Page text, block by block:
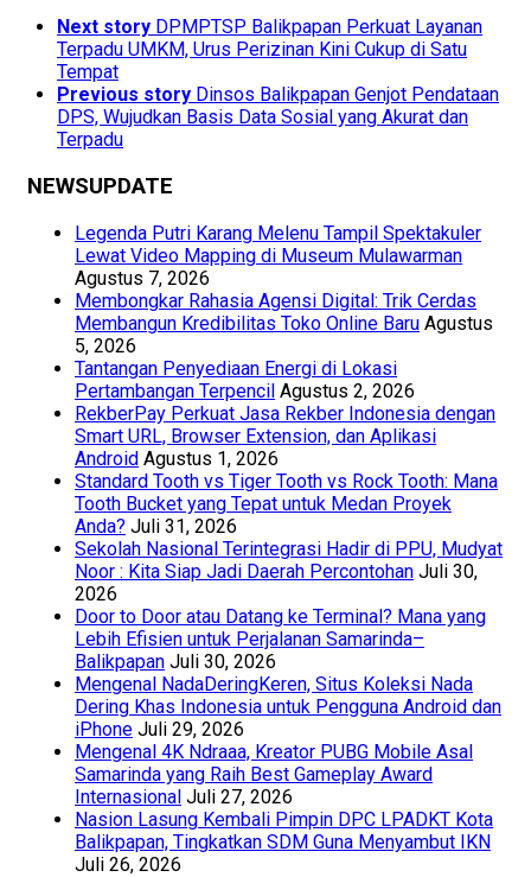
Next story DPMPTSP Balikpapan Perkuat Layanan
Terpadu UMKM, Urus Perizinan Kini Cukup di Satu
Tempat
Previous story Dinsos Balikpapan Genjot Pendataan
DPS, Wujudkan Basis Data Sosial yang Akurat dan
Terpadu
NEWSUPDATE
Legenda Putri Karang Melenu Tampil Spektakuler
Lewat Video Mapping di Museum Mulawarman
Agustus 7, 2026
Membongkar Rahasia Agensi Digital: Trik Cerdas
Membangun Kredibilitas Toko Online Baru Agustus
5, 2026
Tantangan Penyediaan Energi di Lokasi
Pertambangan Terpencil Agustus 2, 2026
RekberPay Perkuat Jasa Rekber Indonesia dengan
Smart URL, Browser Extension, dan Aplikasi
Android Agustus 1, 2026
Standard Tooth vs Tiger Tooth vs Rock Tooth: Mana
Tooth Bucket yang Tepat untuk Medan Proyek
Anda? Juli 31, 2026
Sekolah Nasional Terintegrasi Hadir di PPU, Mudyat
Noor : Kita Siap Jadi Daerah Percontohan Juli 30,
2026
Door to Door atau Datang ke Terminal? Mana yang
Lebih Efisien untuk Perjalanan Samarinda–
Balikpapan Juli 30, 2026
Mengenal NadaDeringKeren, Situs Koleksi Nada
Dering Khas Indonesia untuk Pengguna Android dan
iPhone Juli 29, 2026
Mengenal 4K Ndraaa, Kreator PUBG Mobile Asal
Samarinda yang Raih Best Gameplay Award
Internasional Juli 27, 2026
Nasion Lasung Kembali Pimpin DPC LPADKT Kota
Balikpapan, Tingkatkan SDM Guna Menyambut IKN
Juli 26, 2026